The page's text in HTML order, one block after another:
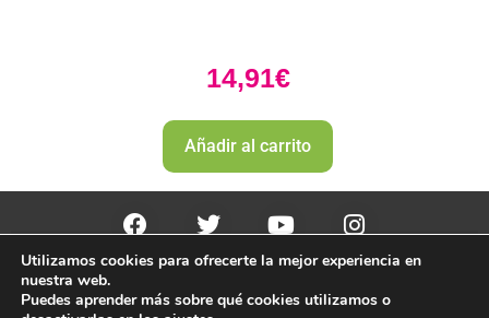
14,91€
Añadir al carrito
PharmaZone © 2022 | |Politica envio y devoluciones.
Utilizamos cookies para ofrecerte la mejor experiencia en
nuestra web.
Puedes aprender más sobre qué cookies utilizamos o